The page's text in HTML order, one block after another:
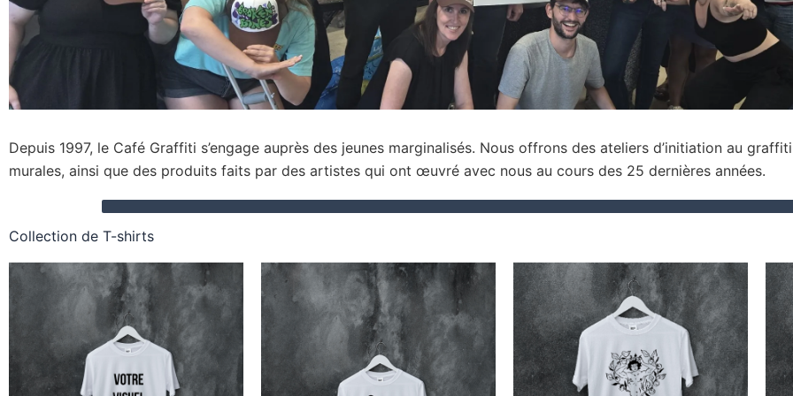
Depuis 1997, le Café Graffiti s’engage auprès des jeunes marginalisés. Nous offrons des ateliers d’initiation au
murales, ainsi que des produits faits par des artistes qui ont œuvré avec nous au cours des 25 dernières années.
Collection de T-shirts
produit
plusieurs
variations.
Les
Plage
de
prix :
$20.00
à
$25.00
Ce
produit
a
plusieurs
variations.
Les
Plage
de
prix :
$20.00
à
$25.00
Ce
produit
a
plusieurs
variations.
Les